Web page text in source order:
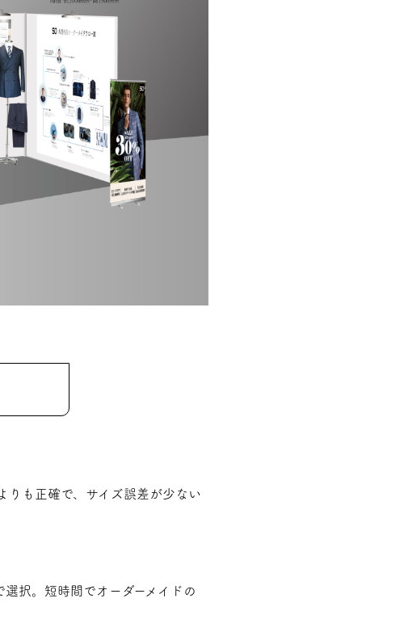
りも正確で、サイズ誤差が少ない
択。短時間でオーダーメイドの